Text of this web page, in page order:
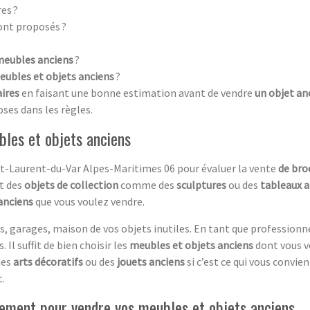
?
proposés ?
anciens?
et objets anciens?
en faisant une bonne estimation avant de vendre un objet
dans les règles.
et objets anciens
Laurent-du-Var Alpes-Maritimes 06 pour évaluer la vente de
des objets de collectioncomme des sculpturesou des tableaux
que vous voulez vendre.
garages, maison de vos objets inutiles. En tant que
Il suffit de bien choisir les meubles et objets anciensdont vous
arts décoratifsou des jouets ancienssi c’est ce qui vous